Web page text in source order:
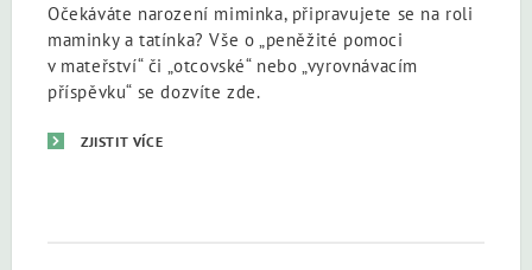
Očekáváte narození miminka, připravujete se na roli
maminky a tatínka? Vše o „peněžité pomoci
v mateřství“ či „otcovské“ nebo „vyrovnávacím
příspěvku“ se dozvíte zde.
ZJISTIT VÍCE